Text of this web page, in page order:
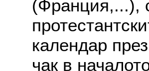
(Франция,...),
календар
чак в